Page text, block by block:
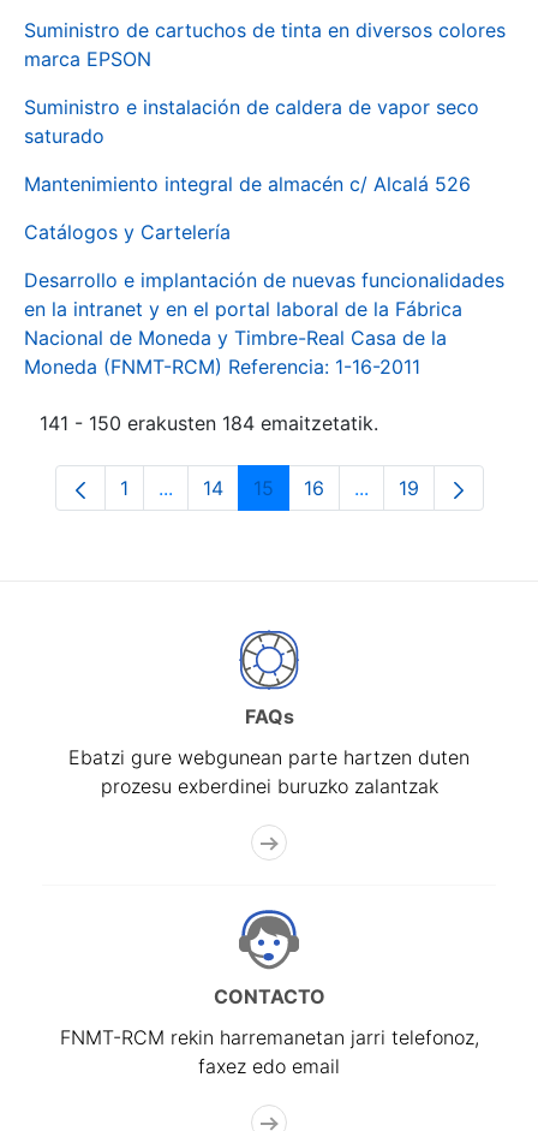
Suministro de cartuchos de tinta en diversos colores
marca EPSON
Suministro e instalación de caldera de vapor seco
saturado
Mantenimiento integral de almacén c/ Alcalá 526
Catálogos y Cartelería
Desarrollo e implantación de nuevas funcionalidades
en la intranet y en el portal laboral de la Fábrica
Nacional de Moneda y Timbre-Real Casa de la
Moneda (FNMT-RCM) Referencia: 1-16-2011
141 - 150 erakusten 184 emaitzetatik.
Orrialdea
1 ...Intermediate Pages Use TAB to navigate.
Orrialdea
14 Orrialdea
15 Orrialdea
16 ...Intermediate
Orrialdea
19
FAQs
Ebatzi gure webgunean parte hartzen duten
prozesu exberdinei buruzko zalantzak
CONTACTO
FNMT-RCM rekin harremanetan jarri telefonoz,
faxez edo email